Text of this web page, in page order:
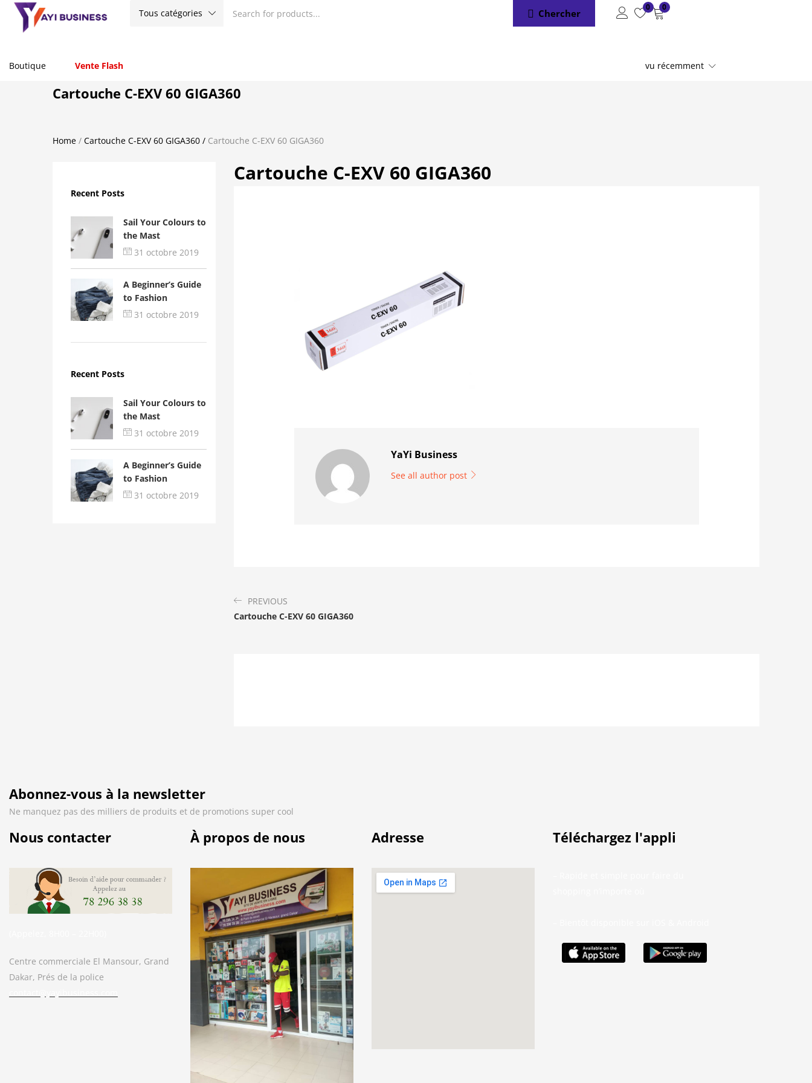
Tous catégories Chercher
0 0
Boutique Vente Flash vu récemment
Cartouche C-EXV 60 GIGA360
Home / Cartouche C-EXV 60 GIGA360 / Cartouche C-EXV 60 GIGA360
Recent Posts
Sail Your Colours to
the Mast
31 octobre 2019
A Beginner’s Guide
to Fashion
31 octobre 2019
Recent Posts
Sail Your Colours to
the Mast
31 octobre 2019
A Beginner’s Guide
to Fashion
31 octobre 2019
Cartouche C-EXV 60 GIGA360
YaYi Business
See all author post
PREVIOUS
Cartouche C-EXV 60 GIGA360
Abonnez-vous à la newsletter
Ne manquez pas des milliers de produits et de promotions super cool
Nous contacter
Centre commerciale El Mansour, Grand
Dakar, Prés de la police
À propos de nous Adresse Téléchargez l'appli
Bonjour. En quoi puis-je vous aider ?